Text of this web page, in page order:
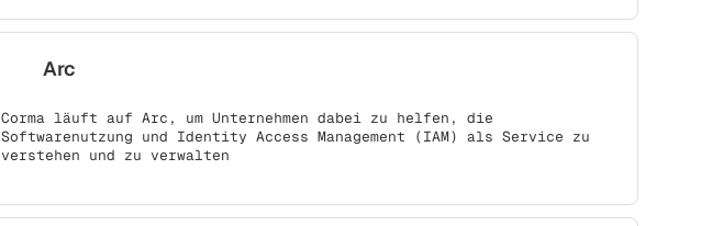
Arc
Corma läuft auf Arc, um Unternehmen dabei zu helfen, die
Softwarenutzung und Identity Access Management (IAM) als Service zu
verstehen und zu verwalten